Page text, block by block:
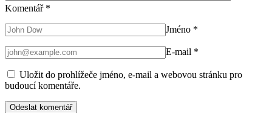
Komentář *
Jméno *
E-mail *
Uložit do prohlížeče jméno, e-mail a webovou stránku pro
budoucí komentáře.